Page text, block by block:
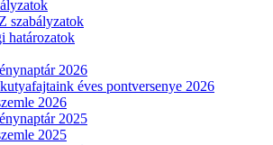
szabályzatok
határozatok
2026
éves pontversenye 2026
2026
2025
2025